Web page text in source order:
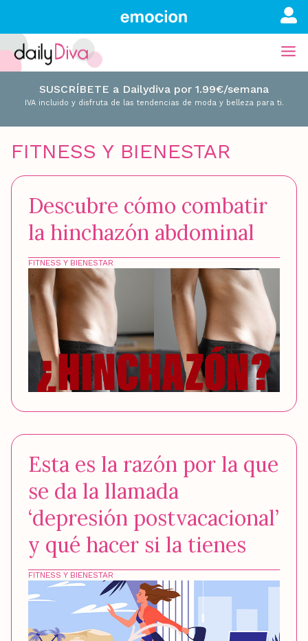
SUSCRÍBETE a Dailydiva por 1.99€/semana
IVA incluido y disfruta de las tendencias de moda y belleza para ti.
FITNESS Y BIENESTAR
FITNESS Y BIENESTAR
Descubre cómo combatir
la hinchazón abdominal
FITNESS Y BIENESTAR
Esta es la razón por la que
se da la llamada
‘depresión postvacacional’
y qué hacer si la tienes